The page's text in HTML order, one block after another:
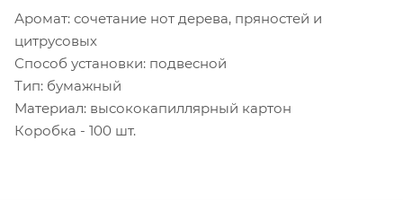
Аромат: сочетание нот дерева, пряностей и
цитрусовых
Способ установки: подвесной
Тип: бумажный
Материал: высококапиллярный картон
Коробка - 100 шт.